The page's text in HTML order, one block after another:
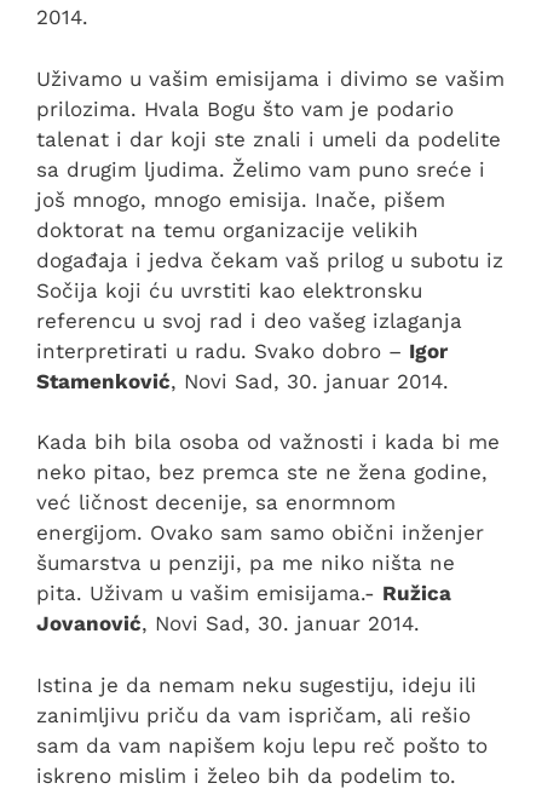
2014.
Uživamo u vašim emisijama i divimo se vašim
prilozima. Hvala Bogu što vam je podario
talenat i dar koji ste znali i umeli da podelite
sa drugim ljudima. Želimo vam puno sreće i
još mnogo, mnogo emisija. Inače, pišem
doktorat na temu organizacije velikih
događaja i jedva čekam vaš prilog u subotu iz
Sočija koji ću uvrstiti kao elektronsku
referencu u svoj rad i deo vašeg izlaganja
interpretirati u radu. Svako dobro – Igor
Stamenković, Novi Sad, 30. januar 2014.
Kada bih bila osoba od važnosti i kada bi me
neko pitao, bez premca ste ne žena godine,
već ličnost decenije, sa enormnom
energijom. Ovako sam samo obični inženjer
šumarstva u penziji, pa me niko ništa ne
pita. Uživam u vašim emisijama.- Ružica
Jovanović, Novi Sad, 30. januar 2014.
Istina je da nemam neku sugestiju, ideju ili
zanimljivu priču da vam ispričam, ali rešio
sam da vam napišem koju lepu reč pošto to
iskreno mislim i želeo bih da podelim to.